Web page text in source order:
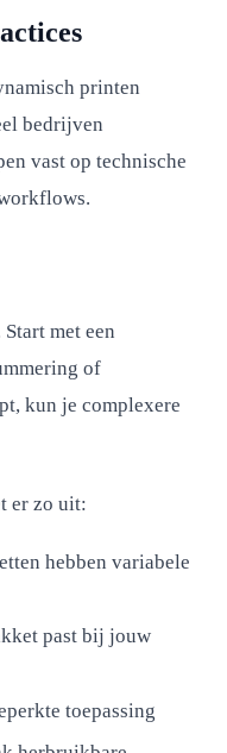
printen
bedrijven
vast op technische
met een
of
kun je complexere
er zo uit:
hebben variabele
past bij jouw
toepassing